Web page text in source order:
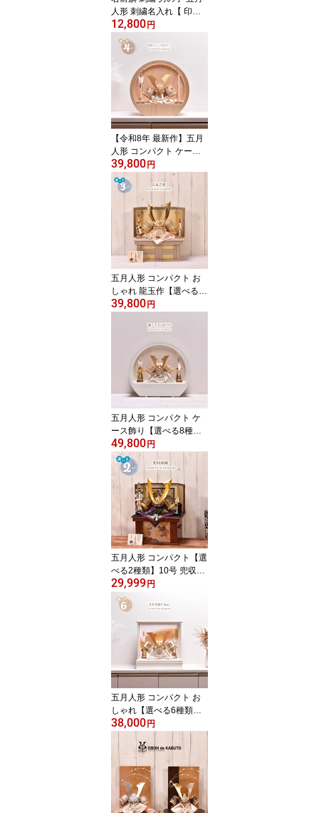
人形 刺繍名入れ【 印
伝 双葉葵 】 高さ39cm
【送料無料】
12,800 円
【令和8年 最新作】五月
人形 コンパクト ケース
飾り【選べる4種類】3号
白木 丸型（ミニ）アクリ
ルケース 間口30cm 子供
の日 初節句 端午の節句 5
月人形
39,800 円
五月人形 コンパクト お
しゃれ 龍玉作【選べる3
種類】白金之兜 兜収納飾
伊達・徳川）五月人形 コ
ンパクト 収納飾り 兜飾
り【送料無料】
39,800 円
五月人形 コンパクト ケ
ース飾り【選べる8種
類】5号 KABUTO 丸型ア
クリルケース 大鍬形/伊
達政宗/上杉謙信 間口39.
5cm 子供の日 初節句 端
午の節句 5月人形
49,800 円
五月人形 コンパクト【選
べる2種類】10号 兜収納
飾り（穂高・武蔵）間口
41cm 五月人形 コンパク
ト 兜収納飾り
29,999 円
五月人形 コンパクト お
しゃれ【選べる6種類】
選べる兜飾り Neo（大鍬
形・伊達・上杉・徳川）
間口35cm五月人形 ケー
ス飾り コンパクト【送料
無料】
38,000 円